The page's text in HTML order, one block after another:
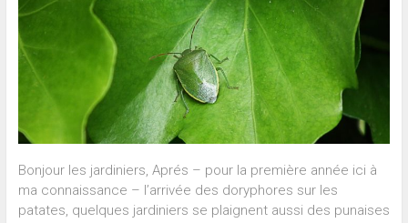
Bonjour les jardiniers, Aprés – pour la première année ici à
ma connaissance – l’arrivée des doryphores sur les
patates, quelques jardiniers se plaignent aussi des punaises